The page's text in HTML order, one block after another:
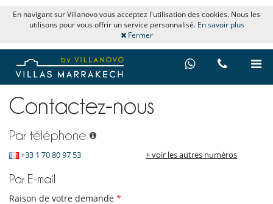
En navigant sur Villanovo vous acceptez l'utilisation des cookies. Nous les
utilisons pour vous offrir un service personnalisé. En savoir plus
Fermer
Contactez-nous
Par téléphone
+33 1 70 80 97 53 + voir les autres numéros
Par E-mail
Raison de votre demande *